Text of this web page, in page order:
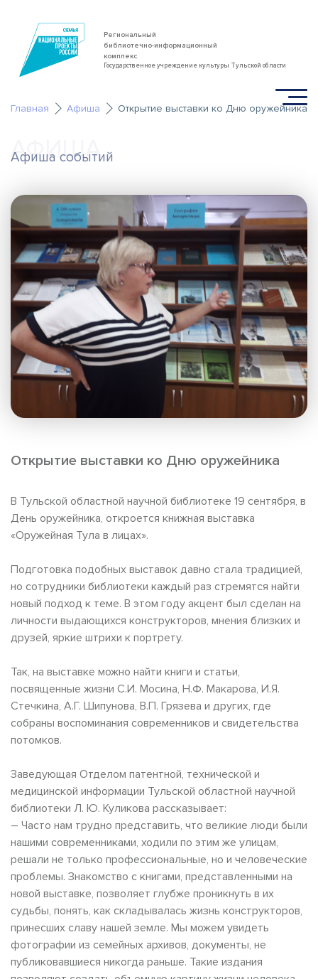
Региональный
библиотечно-информационный
комплекс
Государственное учреждение культуры Тульской области
Главная Афиша Открытие выставки ко Дню оружейника
Афиша событий
АФИША
Открытие выставки ко Дню оружейника
В Тульской областной научной библиотеке 19 сентября, в
День оружейника, откроется книжная выставка
«Оружейная Тула в лицах».
Подготовка подобных выставок давно стала традицией,
но сотрудники библиотеки каждый раз стремятся найти
новый подход к теме. В этом году акцент был сделан на
личности выдающихся конструкторов, мнения близких и
друзей, яркие штрихи к портрету.
Так, на выставке можно найти книги и статьи,
посвященные жизни С.И. Мосина, Н.Ф. Макарова, И.Я.
Стечкина, А.Г. Шипунова, В.П. Грязева и других, где
собраны воспоминания современников и свидетельства
потомков.
Заведующая Отделом патентной, технической и
медицинской информации Тульской областной научной
библиотеки Л. Ю. Куликова рассказывает:
– Часто нам трудно представить, что великие люди были
нашими современниками, ходили по этим же улицам,
решали не только профессиональные, но и человеческие
проблемы. Знакомство с книгами, представленными на
новой выставке, позволяет глубже проникнуть в их
судьбы, понять, как складывалась жизнь конструкторов,
принесших славу нашей земле. Мы можем увидеть
фотографии из семейных архивов, документы, не
публиковавшиеся никогда раньше. Такие издания